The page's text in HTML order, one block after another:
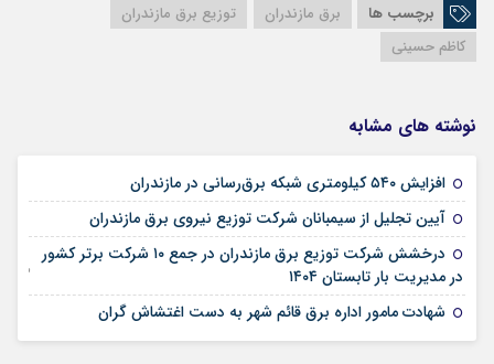
برچسب ها برق مازندران
توزیع برق مازندران
کاظم حسینی
نوشته های مشابه
افزایش ۵۴۰ کیلومتری شبکه برق‌رسانی در مازندران
آیین تجلیل از سیمبانان شركت توزیع نیروی برق مازندران
درخشش شرکت توزیع برق مازندران در جمع ۱۰ شرکت برتر کشور
در مدیریت بار تابستان ۱۴۰۴
23 فوریه 2026
شهادت مامور اداره برق قائم شهر به دست اغتشاش گران